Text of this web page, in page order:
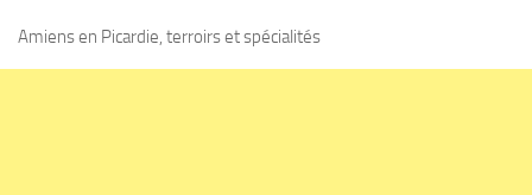
Amiens en Picardie, terroirs et spécialités